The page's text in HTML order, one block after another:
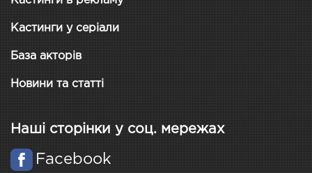
Кастинги у серіали
База акторів
Новини та статті
Наші сторінки у соц. мережах
Facebook